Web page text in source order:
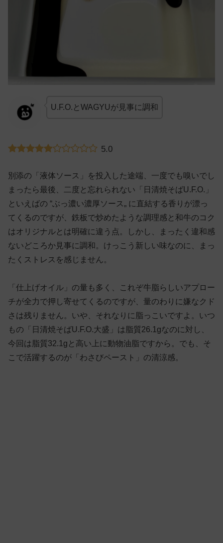
U.F.O.とWAGYUが見事に調和
5.0
別添の「液体ソース」を投入した途端、一度でも嗅いでし
まったら最後、二度と忘れられない「日清焼そばU.F.O.」
といえばの “ぶっ濃い濃厚ソース„ に直結する香りが漂っ
てくるのですが、鉄板で炒めたような調理感と和牛のコク
はオリジナルとは明確に違う点。しかし、まったく違和感
ないどころか見事に調和。けっこう新しい味なのに、まっ
たくストレスを感じません。
「仕上げオイル」の量も多く、これぞ牛脂らしいアプロー
チが全力で押し寄せてくるのですが、量のわりに嫌なクド
さは残りません。いや、それなりに脂っこいですよ。いつ
もの「日清焼そばU.F.O.大盛」は脂質26.1gなのに対し、
今回は脂質32.1gと高い上に動物油脂ですから。でも、そ
こで活躍するのが「わさびペースト」の清涼感。